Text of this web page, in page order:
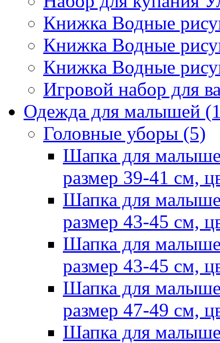
Книжка Водные
Книжка Водные
Книжка Водные
Игровой набор для
Одежда для малышей
Головные уборы (5)
Шапка для
размер 39-41 см,
Шапка для
размер 43-45 см,
Шапка для
размер 43-45 см,
Шапка для
размер 47-49 см,
Шапка для